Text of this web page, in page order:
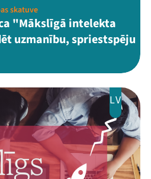
skatuve
"Mākslīgā intelekta
uzmanību, spriestspēju
LV